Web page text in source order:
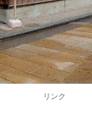
リンク